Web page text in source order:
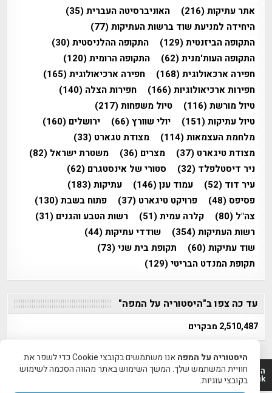
אתר עתיקות(216) האוניברסיטה העברית(35)
היחידה למניעת שוד ברשות העתיקות(77)
התקופה הביזנטית(129) התקופה ההלניסטית(30)
התקופה העות'מנית(62) התקופה הרומית(120)
חפירה ארכאולוגית(168) חפירה ארכיאולוגית(165)
חפירות ארכיאולוגיות(166) חפירות הצלה (140)
טיול מורשת(116) טיול משפחות(217)
טיול עתיקות(151) יולי שוורץ(66) ירושלים (160)
מלחמת העצמאות(114) מצודת טגארט (33)
מצודת טיגארט (37) מצרים (36) משטרת ישראל (82)
ניר דיסטלפלד (32) סטורי של אינסטגרם (62)
עיר דוד (52) עמוד ענן(146) עתיקות(183)
פסיפס(48) פרויקט טיגארט (37) פתוח בשבת(130)
צה"ל (80) קלרה עמית(51) רשות הטבע והגנים (31)
רשות העתיקות(354) שודדי עתיקות(44)
שוד עתיקות(60) תקופת בית שני(73)
תקופת המנדט הבריטי(129)
עד כה צפו ב"היסטוריה על המפה"
2,510,487 מבקרים
היסטוריה על המפה 2011-2026 | פרוייקט טיגארט 2012-2026|
www.mapah.co.il | www.tegart.uk
היסטוריה על המפה
אנו משתמשים בקובצי Cookie כדי לשפר את
חוויית המשתמש שלך. המשך השימוש באתר מהווה הסכמה לשימוש
בקובצי עוגיות.